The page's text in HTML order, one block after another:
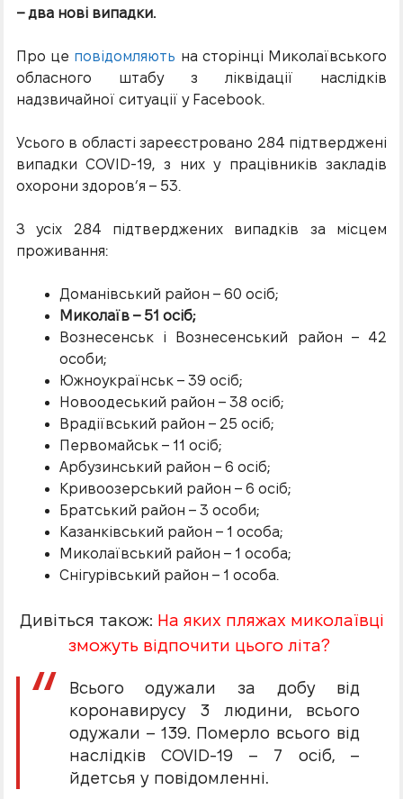
– два нові випадки.
Про це повідомляють на сторінці Миколаївського
обласного штабу з ліквідації наслідків
надзвичайної ситуації у Facebook.
Усього в області зареєстровано 284 підтверджені
випадки COVID-19, з них у працівників закладів
охорони здоров’я – 53.
З усіх 284 підтверджених випадків за місцем
проживання:
Доманівський район – 60 осіб;
Миколаїв – 51 осіб;
Вознесенськ і Вознесенський район – 42
особи;
Южноукраїнськ – 39 осіб;
Новоодеський район – 38 осіб;
Врадіївський район – 25 осіб;
Первомайськ – 11 осіб;
Арбузинський район – 6 осіб;
Кривоозерський район – 6 осіб;
Братський район – 3 особи;
Казанківський район – 1 особа;
Миколаївський район – 1 особа;
Снігурівський район – 1 особа.
Дивіться також: На яких пляжах миколаївці
зможуть відпочити цього літа?
Всього одужали за добу від
коронавирусу 3 людини, всього
одужали – 139. Померло всього від
наслідків COVID-19 – 7 осіб, –
йдетсья у повідомленні.